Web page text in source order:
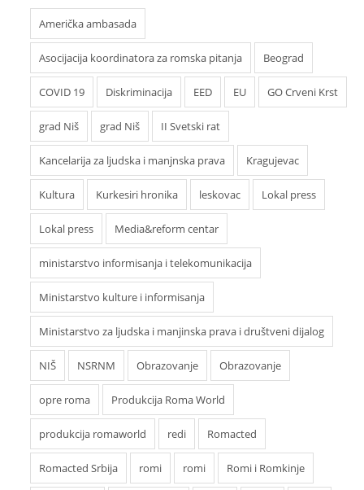
Američka ambasada
Asocijacija koordinatora za romska pitanja Beograd
COVID 19 Diskriminacija EED EU GO Crveni Krst
grad Niš grad Niš II Svetski rat
Kancelarija za ljudska i manjnska prava Kragujevac
Kultura Kurkesiri hronika leskovac Lokal press
Lokal press Media&reform centar
ministarstvo informisanja i telekomunikacija
Ministarstvo kulture i informisanja
Ministarstvo za ljudska i manjinska prava i društveni dijalog
NIŠ NSRNM Obrazovanje Obrazovanje
opre roma Produkcija Roma World
produkcija romaworld redi Romacted
Romacted Srbija romi romi Romi i Romkinje